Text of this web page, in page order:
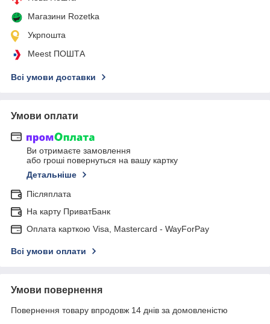
Магазини Rozetka
Укрпошта
Meest ПОШТА
Всі умови доставки
Умови оплати
Ви отримаєте замовлення
або гроші повернуться на вашу картку
Детальніше
Післяплата
На карту ПриватБанк
Оплата карткою Visa, Mastercard - WayForPay
Всі умови оплати
Умови повернення
Повернення товару впродовж 14 днів за домовленістю